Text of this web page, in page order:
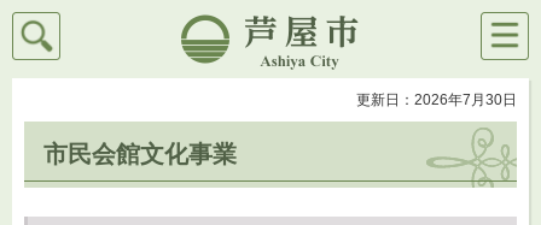
芦屋市
検索
メニ
ュー
更新日：2026年7月30日
市民会館文化事業